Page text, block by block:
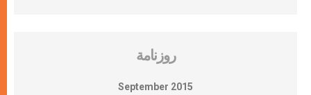
روزنامة
September 2015